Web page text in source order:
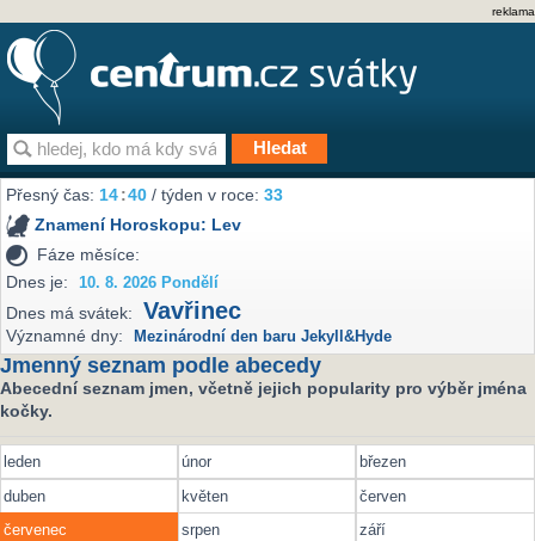
reklama
Přesný čas:14:40 / týden v roce:33
Znamení Horoskopu: Lev
Fáze měsíce:
Dnes je:
10. 8. 2026 Pondělí
Dnes má svátek: Vavřinec
Významné dny: Mezinárodní den baru Jekyll&Hyde
Jmenný seznam podle abecedy
Abecední seznam jmen, včetně jejich popularity pro výběr jména
kočky.
leden únor
březen
duben
květen
červen
červenec
srpen
září